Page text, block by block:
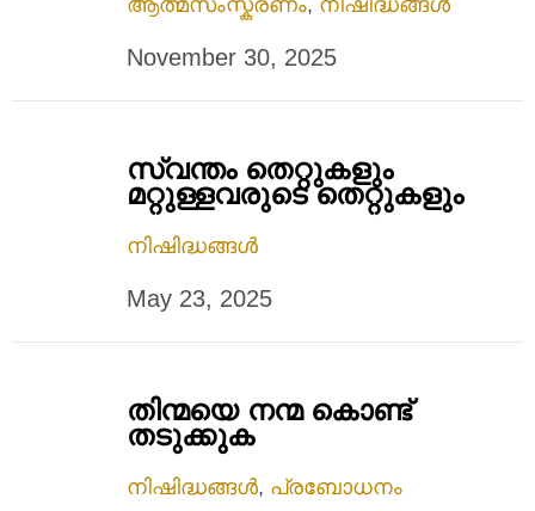
ആത്മസംസ്കരണം, നിഷിദ്ധങ്ങൾ
November 30, 2025
സ്വന്തം തെറ്റുകളും
മറ്റുള്ളവരുടെ തെറ്റുകളും
നിഷിദ്ധങ്ങൾ
May 23, 2025
തിന്മയെ നന്മ കൊണ്ട്
തടുക്കുക
നിഷിദ്ധങ്ങൾ, പ്രബോധനം